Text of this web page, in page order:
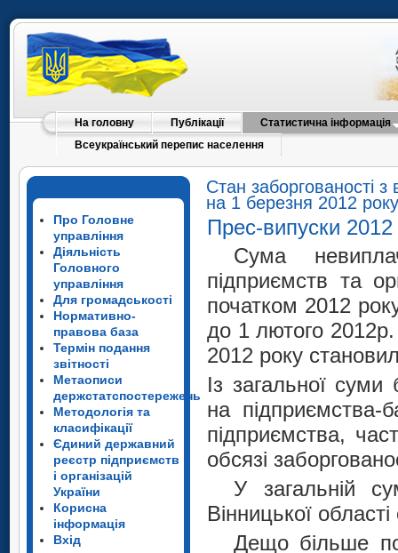
На головну Публікації
Статистична інформація
Всеукраїнський перепис населення
Про Головне
управління
Діяльність
Головного
управління
Для громадськості
Нормативно-
правова база
Термін подання
звітності
Метаописи
держстатспостережень
Методологія та
класифікації
Єдиний державний
реєстр підприємств
і організацій
України
Корисна
інформація
Вхід
Стан заборгованості з
на 1 березня 2012 року
Прес-випуски 2012
Сума
підприємств та
початком 2012
до 1 лютого
2012 року
Із загальної
на підприємства-
підприємства,
обсязі
У загальній
Вінницької
Дещо більше